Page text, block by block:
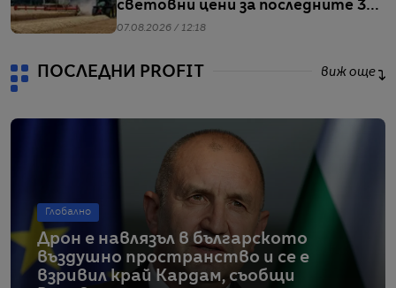
световни цени за последните 3
години
07.08.2026 / 12:18
ПОСЛЕДНИ PROFIT виж още
Глобално
Дрон е навлязъл в българското
въздушно пространство и се е
взривил край Кардам, съобщи